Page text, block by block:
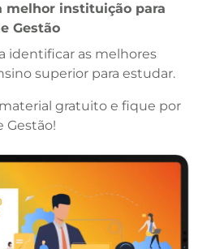
melhor instituição para
Gestão
identificar as melhores
superior para estudar.
gratuito e fique por
Gestão!